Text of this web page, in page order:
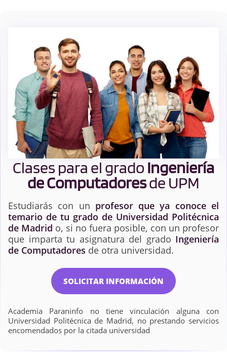
Clases para el grado Ingeniería
de Computadoresde UPM
Estudiarás con un profesor que ya conoce el
temario de tu grado de Universidad Politécnica
de Madrid o, si no fuera posible, con un profesor
que imparta tu asignatura del grado Ingeniería
de Computadores de otra universidad.
SOLICITAR INFORMACIÓN
Academia Paraninfo no tiene vinculación alguna con
Universidad Politécnica de Madrid, no prestando servicios
encomendados por la citada universidad